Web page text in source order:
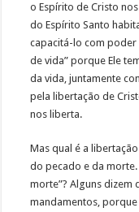
o Espírito de Cristo
do Espírito Santo
capacitá-lo com poder
de vida” porque Ele
da vida, juntamente
pela libertação de
nos liberta.
Mas qual é a
do pecado e da
morte”? Alguns dizem
mandamentos,